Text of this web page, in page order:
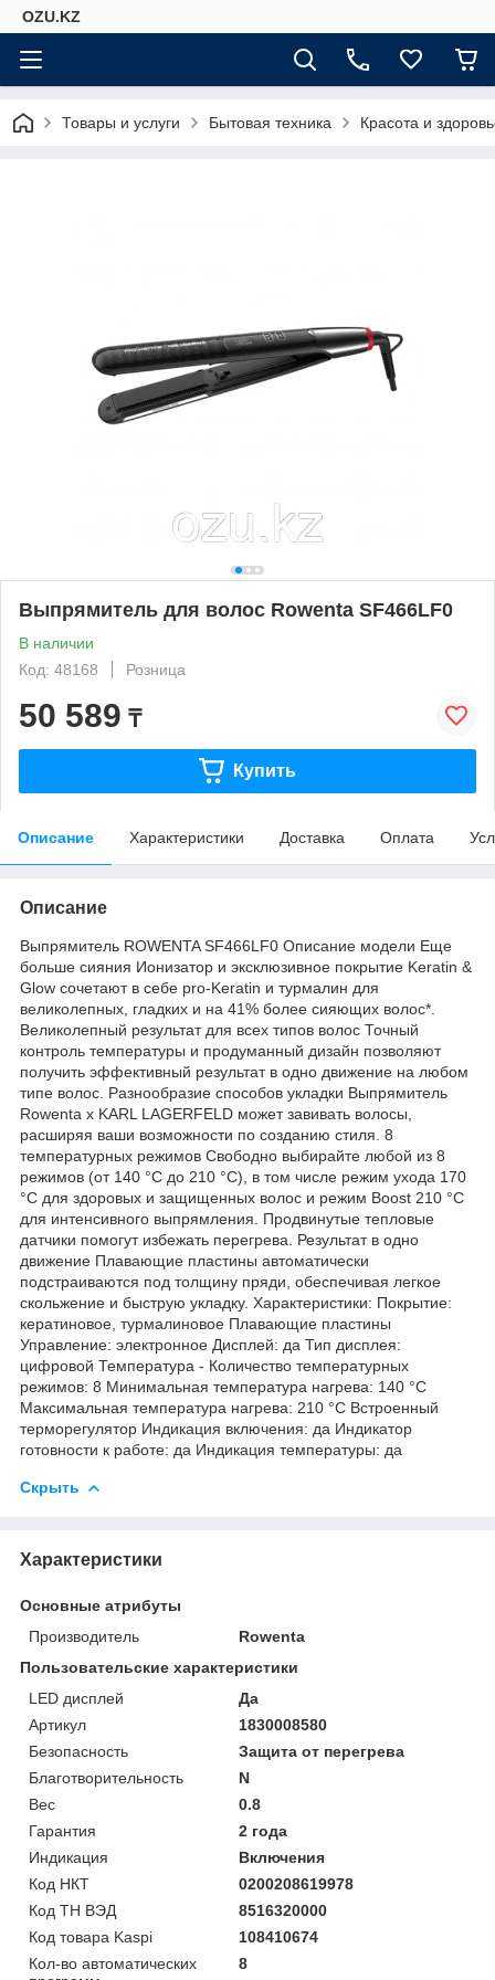
OZU.KZ
Товары и услуги Бытовая техника Красота и
Выпрямитель для волос Rowenta SF466LF0
В наличии
Код: 48168
Розница
50 589 ₸
Купить
Описание Характеристики Доставка Оплата
Описание
Выпрямитель ROWENTA SF466LF0 Описание модели Еще
больше сияния Ионизатор и эксклюзивное покрытие Keratin &
Glow сочетают в себе pro-Keratin и турмалин для
великолепных, гладких и на 41% более сияющих волос*.
Великолепный результат для всех типов волос Точный
контроль температуры и продуманный дизайн позволяют
получить эффективный результат в одно движение на любом
типе волос. Разнообразие способов укладки Выпрямитель
Rowenta x KARL LAGERFELD может завивать волосы,
расширяя ваши возможности по созданию стиля. 8
температурных режимов Свободно выбирайте любой из 8
режимов (от 140 °С до 210 °C), в том числе режим ухода 170
°C для здоровых и защищенных волос и режим Boost 210 °C
для интенсивного выпрямления. Продвинутые тепловые
датчики помогут избежать перегрева. Результат в одно
движение Плавающие пластины автоматически
подстраиваются под толщину пряди, обеспечивая легкое
скольжение и быструю укладку. Характеристики: Покрытие:
кератиновое, турмалиновое Плавающие пластины
Управление: электронное Дисплей: да Тип дисплея:
цифровой Температура - Количество температурных
режимов: 8 Минимальная температура нагрева: 140 °C
Максимальная температура нагрева: 210 °C Встроенный
терморегулятор Индикация включения: да Индикатор
готовности к работе: да Индикация температуры: да
Скрыть
Характеристики
Основные атрибуты
Производитель
Rowenta
Пользовательские характеристики
LED дисплей
Да
Артикул
1830008580
Безопасность
Защита от перегрева
Благотворительность
N
Вес
0.8
Гарантия
2 года
Индикация
Включения
Код НКТ
0200208619978
Код ТН ВЭД
8516320000
Код товара Kaspi
108410674
Кол-во автоматических
8